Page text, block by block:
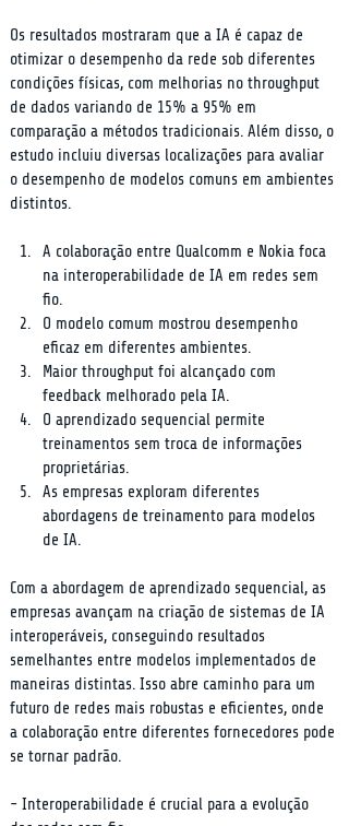
Os resultados mostraram que a IA é capaz de
otimizar o desempenho da rede sob diferentes
condições físicas, com melhorias no throughput
de dados variando de 15% a 95% em
comparação a métodos tradicionais. Além disso, o
estudo incluiu diversas localizações para avaliar
o desempenho de modelos comuns em ambientes
distintos.
A colaboração entre Qualcomm e Nokia foca
na interoperabilidade de IA em redes sem
fio.
O modelo comum mostrou desempenho
eficaz em diferentes ambientes.
Maior throughput foi alcançado com
feedback melhorado pela IA.
O aprendizado sequencial permite
treinamentos sem troca de informações
proprietárias.
As empresas exploram diferentes
abordagens de treinamento para modelos
de IA.
Com a abordagem de aprendizado sequencial, as
empresas avançam na criação de sistemas de IA
interoperáveis, conseguindo resultados
semelhantes entre modelos implementados de
maneiras distintas. Isso abre caminho para um
futuro de redes mais robustas e eficientes, onde
a colaboração entre diferentes fornecedores pode
se tornar padrão.
- Interoperabilidade é crucial para a evolução